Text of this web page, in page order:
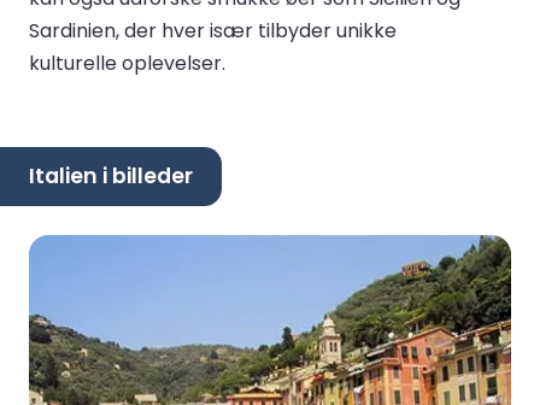
Sardinien, der hver især tilbyder unikke
kulturelle oplevelser.
Italien i billeder